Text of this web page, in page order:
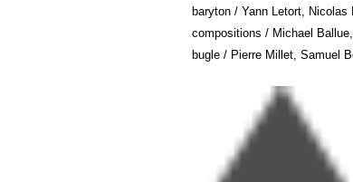
baryton / Yann Letort,
compositions / Michael
bugle / Pierre Millet, Samuel